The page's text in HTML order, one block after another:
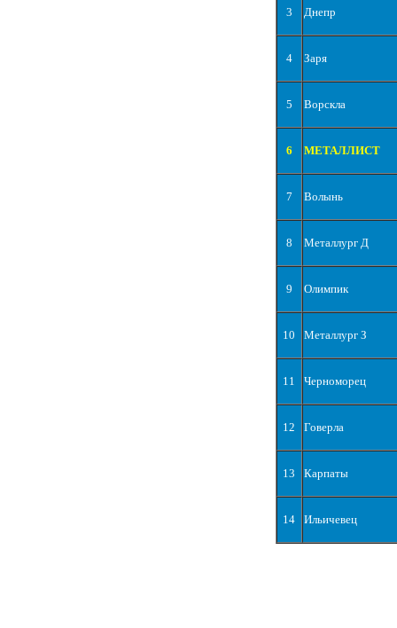
3 Днепр
4 Заря
5 Ворскла
6 МЕТАЛЛИСТ
7 Волынь
8 Металлург Д
9 Олимпик
10 Металлург З
11 Черноморец
12 Говерла
13 Карпаты
14 Ильичевец